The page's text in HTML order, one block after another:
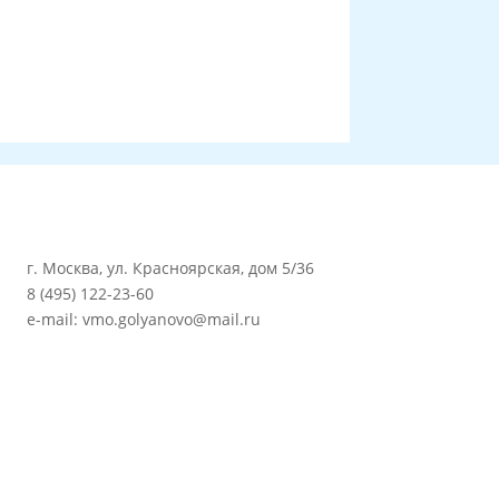
г. Москва, ул. Красноярская, дом 5/36
8 (495) 122-23-60
e-mail: vmo.golyanovo@mail.ru